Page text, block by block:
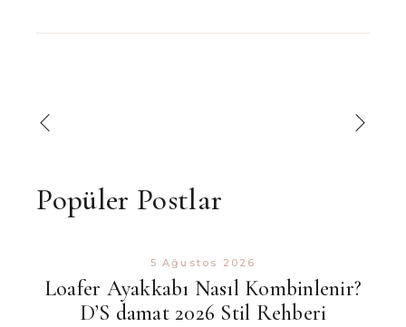
Popüler Postlar
Loafer Ayakkabı Nasıl Kombinlenir?
D’S damat 2026 Stil Rehberi
5 Ağustos 2026